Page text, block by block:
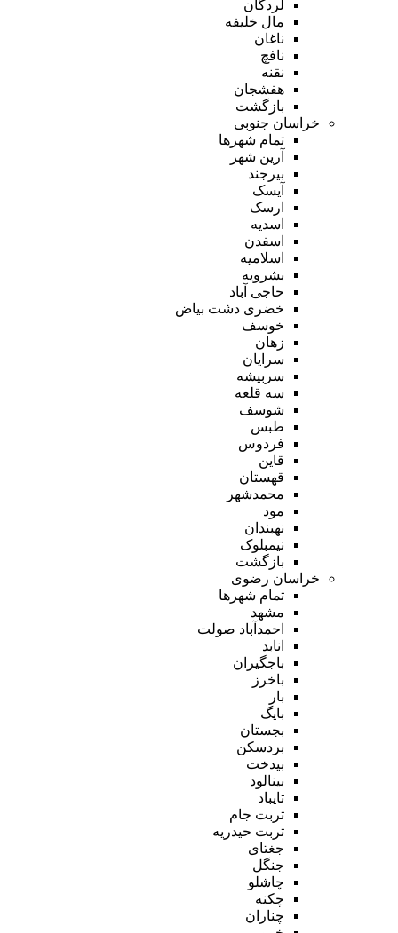
لردگان
مال خلیفه
ناغان
نافچ
نقنه
هفشجان
بازگشت
خراسان جنوبی
تمام شهر‌ها
آرین شهر
بیرجند
آیسک
ارسک
اسدیه
اسفدن
اسلامیه
بشرویه
حاجی آباد
خضری دشت بیاض
خوسف
زهان
سرایان
سربیشه
سه قلعه
شوسف
طبس
فردوس
قاین
قهستان
محمدشهر
مود
نهبندان
نیمبلوک
بازگشت
خراسان رضوی
تمام شهر‌ها
مشهد
احمدآباد صولت
انابد
باجگیران
باخرز
بار
بایگ
بجستان
بردسکن
بیدخت
بینالود
تایباد
تربت جام
تربت حیدریه
جغتای
جنگل
چاشلو
چکنه
چناران